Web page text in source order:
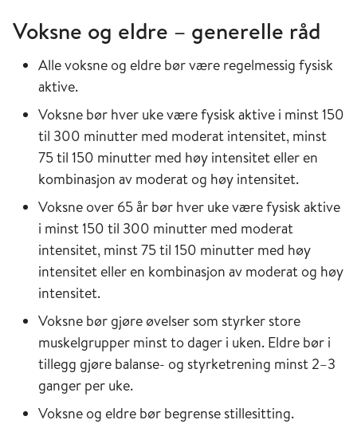
Voksne og eldre – generelle råd
Alle voksne og eldre bør være regelmessig fysisk
aktive.
Voksne bør hver uke være fysisk aktive i minst 150
til 300 minutter med moderat intensitet, minst
75 til 150 minutter med høy intensitet eller en
kombinasjon av moderat og høy intensitet.
Voksne over 65 år bør hver uke være fysisk aktive
i minst 150 til 300 minutter med moderat
intensitet, minst 75 til 150 minutter med høy
intensitet eller en kombinasjon av moderat og høy
intensitet.
Voksne bør gjøre øvelser som styrker store
muskelgrupper minst to dager i uken. Eldre bør i
tillegg gjøre balanse- og styrketrening minst 2–3
ganger per uke.
Voksne og eldre bør begrense stillesitting.